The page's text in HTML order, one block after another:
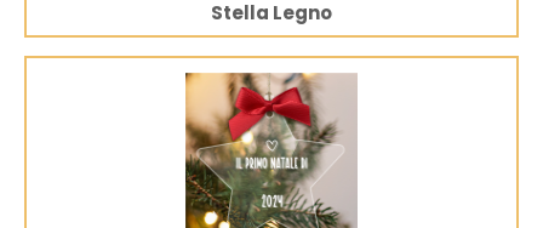
Stella Legno